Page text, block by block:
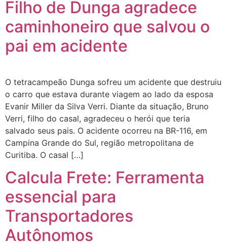
Filho de Dunga agradece
caminhoneiro que salvou o
pai em acidente
O tetracampeão Dunga sofreu um acidente que destruiu
o carro que estava durante viagem ao lado da esposa
Evanir Miller da Silva Verri. Diante da situação, Bruno
Verri, filho do casal, agradeceu o herói que teria
salvado seus pais. O acidente ocorreu na BR-116, em
Campina Grande do Sul, região metropolitana de
Curitiba. O casal […]
Calcula Frete: Ferramenta
essencial para
Transportadores
Autônomos